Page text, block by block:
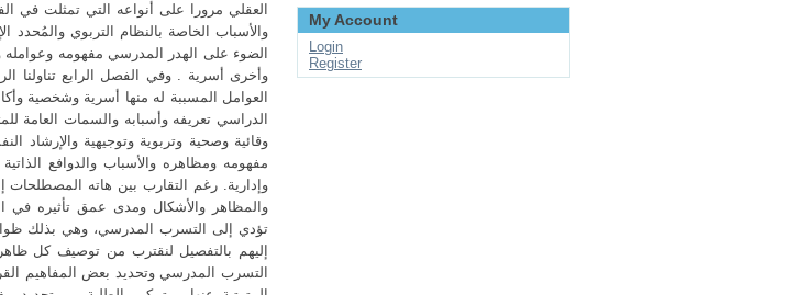
العقلي مرورا على أنواعه التي تمثلت في
والأسباب الخاصة بالنظام التربوي
الضوء على الهدر المدرسي مفهومه وعوامله
وأخرى أسرية . وفي الفصل الرابع تناولنا
العوامل المسببة له منها أسرية وشخصية
الدراسي تعريفه وأسبابه والسمات العامة
وقائية وصحية وتربوية وتوجيهية والإرشاد
مفهومه ومظاهره والأسباب والدوافع
وإدارية. رغم التقارب بين هاته المصطلحات
والمظاهر والأشكال ومدى عمق تأثيره في
تؤدي إلى التسرب المدرسي، وهي بذلك
إليهم بالتفصيل لنقترب من توصيف كل
التسرب المدرسي وتحديد بعض المفاهيم
My Account
Login
Register